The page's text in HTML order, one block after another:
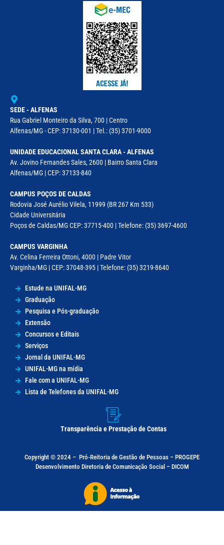
SEDE - ALFENAS
Rua Gabriel Monteiro da Silva, 700 | Centro
Alfenas/MG - CEP: 37130-001 | Tel.: (35) 3701-9000
UNIDADE EDUCACIONAL SANTA CLARA - ALFENAS
Av. Jovino Fernandes Sales, 2600 | Bairro Santa Clara
Alfenas/MG | CEP: 37133-840
CAMPUS POÇOS DE CALDAS
Rodovia José Aurélio Vilela, 11999 (BR 267 Km 533)
Cidade Universitária
Poços de Caldas/MG CEP: 37715-400 | Telefone: (35) 3697-4600
CAMPUS VARGINHA
Av. Celina Ferreira Ottoni, 4000 | Padre Vitor
Varginha/MG | CEP: 37048-395 | Telefone: (35) 3219-8640
Estude na UNIFAL-MG
Graduação
Pesquisa e Pós-graduação
Extensão
Concursos e Editais
Serviços
Jornal da UNIFAL-MG
UNIFAL-MG na mídia
Fale com a UNIFAL-MG
Lista de Telefones da UNIFAL-MG
Transparência e Prestação de Contas
Copyright © 2024 – Pró-Reitoria de Gestão de Pessoas – PROGEPE
Desenvolvimento Diretoria de Comunicação Social – DICOM